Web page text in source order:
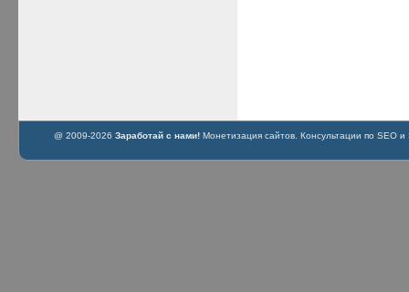
@ 2009-2026 Заработай с нами! Монетизация сайтов. Консультации по SEO